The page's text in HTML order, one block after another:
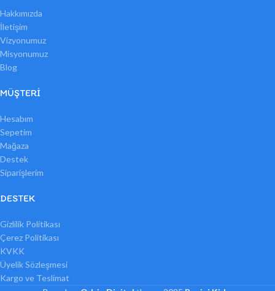
Hakkımızda
İletişim
Vizyonumuz
Misyonumuz
Blog
MÜŞTERI
Hesabım
Sepetim
Mağaza
Destek
Siparişlerim
DESTEK
Gizlilik Politikası
Çerez Politikası
KVKK
Üyelik Sözleşmesi
Kargo ve Teslimat